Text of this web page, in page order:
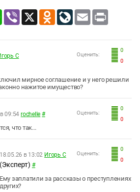
WhatsApp
Viber X Odnoklassniki
LiveJournal
Email Print
0
0
Оценить:
С
мирное соглашение и у него решили
нажитое имущество?
0
0
Оценить:
09:54 rochelle #
что так...
0
0
Оценить:
18.05.26 в 13:02 Игорь С
(Эксперт) #
Ему заплатили за рассказы о преступлениях
других?